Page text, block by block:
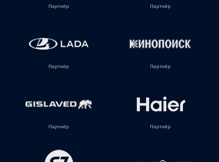
Партнёр Партнёр
Партнёр Партнёр
Партнёр Партнёр